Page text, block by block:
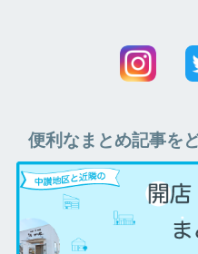
便利なまとめ記事を